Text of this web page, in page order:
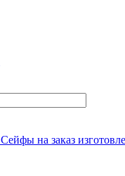
Сейфы на заказ